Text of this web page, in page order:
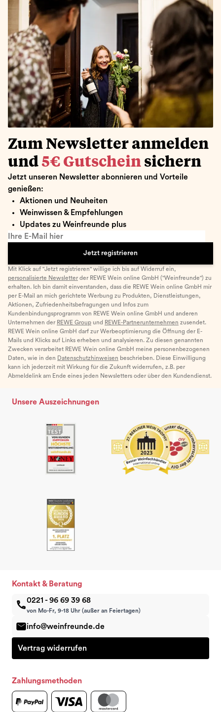
Zum Newsletter anmelden
und 5€ Gutschein sichern
Jetzt unseren Newsletter abonnieren und Vorteile
genießen:
Aktionen und Neuheiten
Weinwissen & Empfehlungen
Updates zu Weinfreunde plus
Ihre E-Mail hier
Jetzt registrieren
Mit Klick auf "Jetzt registrieren" willige ich bis auf Widerruf ein,
personalisierte Newsletter der REWE Wein online GmbH ("Weinfreunde") zu
erhalten. Ich bin damit einverstanden, dass die REWE Wein online GmbH mir
per E-Mail an mich gerichtete Werbung zu Produkten, Dienstleistungen,
Aktionen, Zufriedenheitsbefragungen und Infos zum
Kundenbindungsprogramm von REWE Wein online GmbH und anderen
Unternehmen der REWE Group und REWE-Partnerunternehmen zusendet.
REWE Wein online GmbH darf zur Werbeoptimierung die Öffnung der E-
Mails und Klicks auf Links erheben und analysieren. Zu diesen genannten
Zwecken verarbeitet REWE Wein online GmbH meine personenbezogenen
Daten, wie in den Datenschutzhinweisen beschrieben. Diese Einwilligung
kann ich jederzeit mit Wirkung für die Zukunft widerrufen, z.B. per
Abmeldelink am Ende eines jeden Newsletters oder über den Kundendienst.
Unsere Auszeichnungen
Kontakt & Beratung
0221 - 96 69 39 68
von Mo-Fr, 9-18 Uhr (außer an Feiertagen)
info@weinfreunde.de
Vertrag widerrufen
Zahlungsmethoden